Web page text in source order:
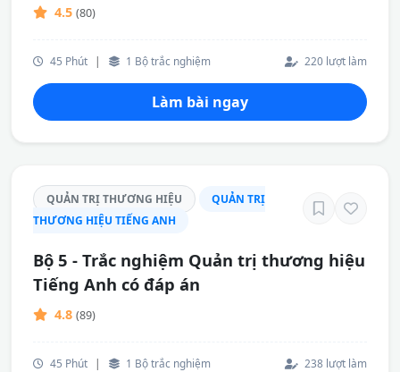
4.5 (80)
45 Phút | 1 Bộ trắc nghiệm 220 lượt làm
Làm bài ngay
QUẢN TRỊ THƯƠNG HIỆU
QUẢN TRỊ
THƯƠNG HIỆU TIẾNG ANH
Bộ 5 - Trắc nghiệm Quản trị thương hiệu
Tiếng Anh có đáp án
4.8 (89)
45 Phút | 1 Bộ trắc nghiệm 238 lượt làm